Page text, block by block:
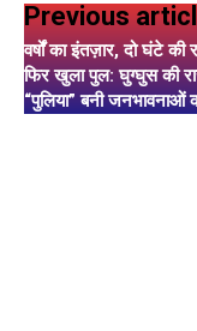
Previous
वर्षों का इंतज़ार, दो घंटे की
फिर खुला पुल: घुग्घुस की
“पुलिया” बनी जनभावनाओं